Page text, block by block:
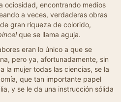
ociosidad, encontrando medios
a veces, verdaderas obras
gran riqueza de colorido,
que se llama aguja.
eran lo único a que se
pero ya, afortunadamente, sin
la mujer todas las ciencias, se la
que tan importante papel
y se le da una instrucción sólida